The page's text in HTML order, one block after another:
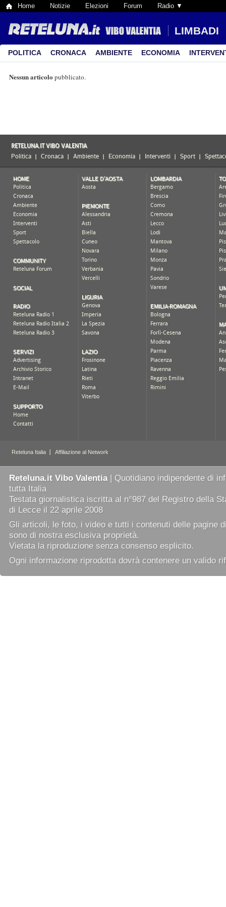
Home Notizie Elezioni Forum Radio ▼
LIMBADI
POLITICA CRONACA AMBIENTE ECONOMIA
Nessun articolo pubblicato.
Reteluna.it Vibo Valentia| Quotidiano indipendente di
tutta Italia
Testata giornalistica iscritta al n°987 del Registro della
di Lecce il 22 aprile 2008
Gli articoli, le foto, i video e tutti i contenuti delle pagine
sono di nostra esclusiva proprietà.
Vietata la riproduzione senza consenso esplicito.
Ogni informazione riprodotta dovrà contenere un valido